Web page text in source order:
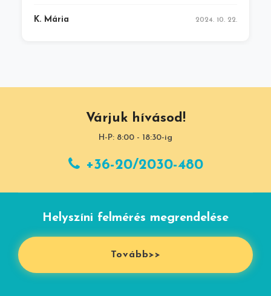
K. Mária 2024. 10. 22.
Várjuk hívásod!
H-P: 8:00 - 18:30-ig
+36-20/2030-480
Helyszíni felmérés megrendelése
Tovább>>